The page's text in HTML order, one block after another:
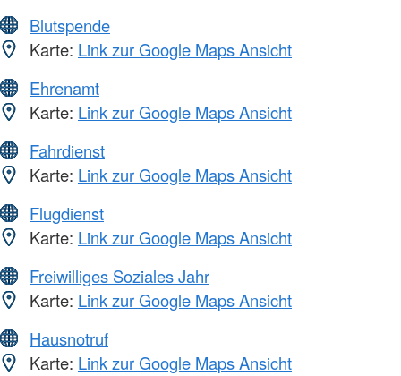
Blutspende
Karte: Link zur Google Maps Ansicht
Ehrenamt
Karte: Link zur Google Maps Ansicht
Fahrdienst
Karte: Link zur Google Maps Ansicht
Flugdienst
Karte: Link zur Google Maps Ansicht
Freiwilliges Soziales Jahr
Karte: Link zur Google Maps Ansicht
Hausnotruf
Karte: Link zur Google Maps Ansicht